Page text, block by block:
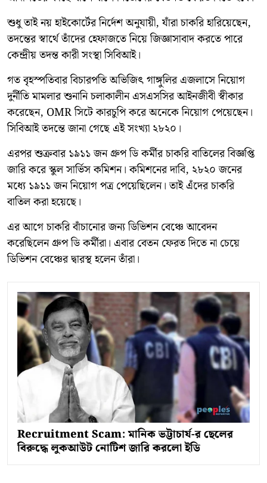
শুধু তাই নয় হাইকোর্টের নির্দেশ অনুযায়ী, যাঁরা চাকরি হারিয়েছেন,
তদন্তের স্বার্থে তাঁদের হেফাজতে নিয়ে জিজ্ঞাসাবাদ করতে পারে
কেন্দ্রীয় তদন্ত কারী সংস্থা সিবিআই।
গত বৃহস্পতিবার বিচারপতি অভিজিৎ গাঙ্গুলির এজলাসে নিয়োগ
দুর্নীতি মামলার শুনানি চলাকালীন এসএসসির আইনজীবী স্বীকার
করেছেন, OMR সিটে কারচুপি করে অনেকে নিয়োগ পেয়েছেন।
সিবিআই তদন্তে জানা গেছে এই সংখ্যা ২৮২০।
এরপর শুক্রবার ১৯১১ জন গ্রুপ ডি কর্মীর চাকরি বাতিলের বিজ্ঞপ্তি
জারি করে স্কুল সার্ভিস কমিশন। কমিশনের দাবি, ২৮২০ জনের
মধ্যে ১৯১১ জন নিয়োগ পত্র পেয়েছিলেন। তাই এঁদের চাকরি
বাতিল করা হয়েছে।
এর আগে চাকরি বাঁচানোর জন্য ডিভিশন বেঞ্চে আবেদন
করেছিলেন গ্রুপ ডি কর্মীরা। এবার বেতন ফেরত দিতে না চেয়ে
ডিভিশন বেঞ্চের দ্বারস্থ হলেন তাঁরা।
Recruitment Scam: মানিক ভট্টাচার্য-র ছেলের
বিরুদ্ধে লুকআউট নোটিশ জারি করলো ইডি